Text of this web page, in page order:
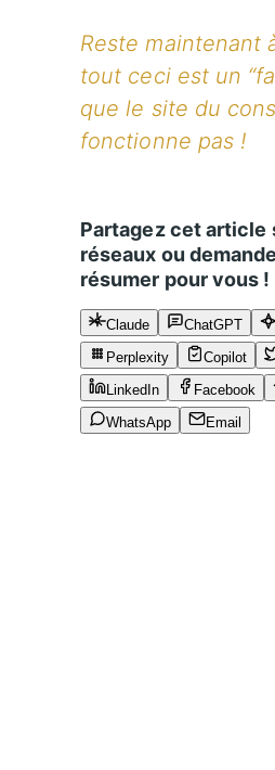
Reste maintenant
tout ceci est un
que le site du
fonctionne pas !
Partagez cet article
réseaux ou
résumer pour vous !
Claude ChatGPT
Perplexity
Copilot
LinkedIn
Facebook
WhatsApp
Email